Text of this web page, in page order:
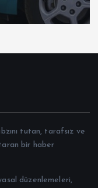
tutan, tarafsız ve
bir haber
düzenlemeleri,